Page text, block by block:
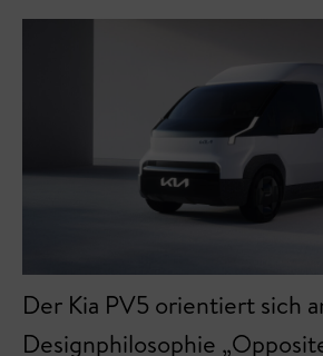
Der Kia PV5 orientiert sich
Designphilosophie